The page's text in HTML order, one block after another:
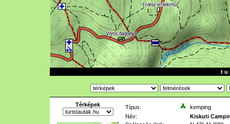
t u
Térképek Típus:
kemping
Név:
Kiskuti